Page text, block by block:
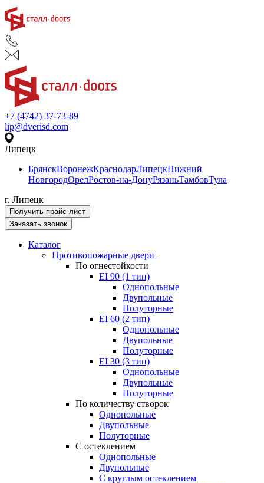
+7 (4742) 37-73-89
lip@dverisd.com
Липецк
БрянскВоронежКраснодарЛипецкНижний
НовгородОрелРостов-на-ДонуРязаньТамбовТула
г. Липецк
Получить прайс-лист
Заказать звонок
Каталог
Противопожарные двери
По огнестойкости
EI 90 (1 тип)
Однопольные
Двупольные
Полуторные
EI 60 (2 тип)
Однопольные
Двупольные
Полуторные
EI 30 (3 тип)
Однопольные
Двупольные
Полуторные
По количеству створок
Однопольные
Двупольные
Полуторные
С остеклением
Однопольные
Двупольные
С круглым остеклением